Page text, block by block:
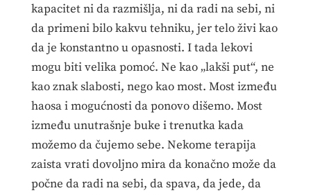
kapacitet ni da razmišlja, ni da radi na sebi, ni
da primeni bilo kakvu tehniku, jer telo živi kao
da je konstantno u opasnosti. I tada lekovi
mogu biti velika pomoć. Ne kao „lakši put“, ne
kao znak slabosti, nego kao most. Most između
haosa i mogućnosti da ponovo dišemo. Most
između unutrašnje buke i trenutka kada
možemo da čujemo sebe. Nekome terapija
zaista vrati dovoljno mira da konačno može da
počne da radi na sebi, da spava, da jede, da